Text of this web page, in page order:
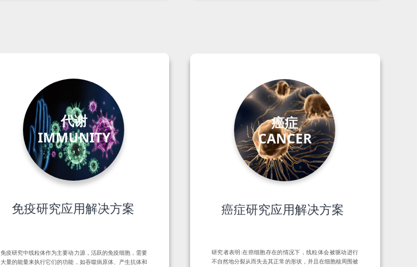
癌症研究应用解决方案
研究者表明:在癌细胞存在的情况下，线粒体会被驱动进行
不自然地分裂从而失去其正常的形状，并且在细胞核周围被
癌症
CANCER
免疫研究中线粒体作为主要动力源，活跃的免疫细胞，需要
大量的能量来执行它们的功能，如吞噬病原体、产生抗体和
免疫研究应用解决方案
代谢
IMMUNITY